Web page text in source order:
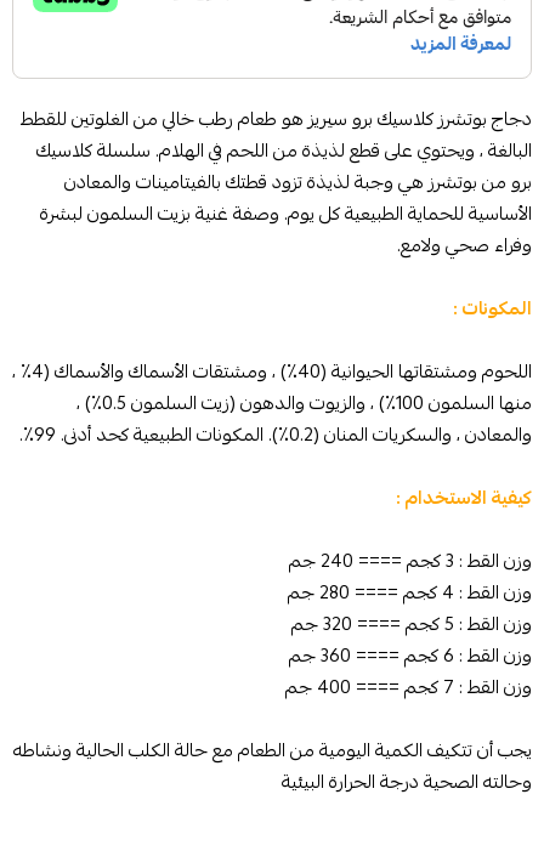
دجاج بوتشرز كلاسيك برو سيريز هو طعام رطب خالي من الغلوتين للقطط
البالغة ، ويحتوي على قطع لذيذة من اللحم في الهلام. سلسلة كلاسيك
برو من بوتشرز هي وجبة لذيذة تزود قطتك بالفيتامينات والمعادن
الأساسية للحماية الطبيعية كل يوم. وصفة غنية بزيت السلمون لبشرة
وفراء صحي ولامع.
المكونات :
اللحوم ومشتقاتها الحيوانية (40٪) ، ومشتقات الأسماك والأسماك (4٪ ،
منها السلمون 100٪) ، والزيوت والدهون (زيت السلمون 0.5٪) ،
والمعادن ، والسكريات المنان (0.2٪). المكونات الطبيعية كحد أدنى. 99٪.
كيفية الاستخدام :
وزن القط : 3 كجم ==== 240 جم
وزن القط : 4 كجم ==== 280 جم
وزن القط : 5 كجم ==== 320 جم
وزن القط : 6 كجم ==== 360 جم ​​
وزن القط : 7 كجم ==== 400 جم
يجب أن تتكيف الكمية اليومية من الطعام مع حالة الكلب الحالية ونشاطه
وحالته الصحية درجة الحرارة البيئية